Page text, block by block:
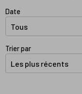
Filtrer les documents
Date
Trier par